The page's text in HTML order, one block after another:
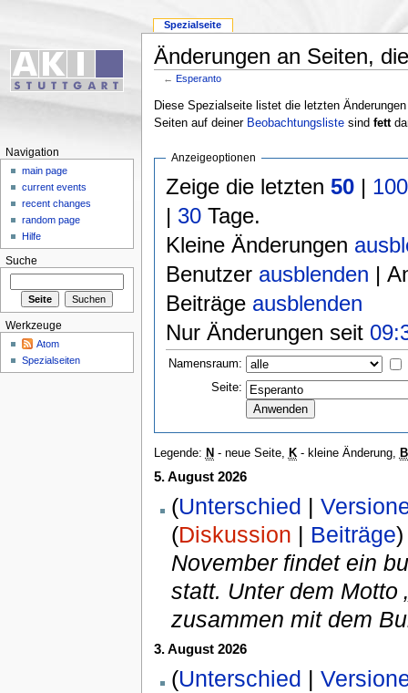
Änderungen an Seiten,
←Esperanto
Diese Spezialseite listet die letzten
Seiten auf deiner Beobachtungslistesind fett
Anzeigeoptionen
Zeige die letzten50 | 100
| 30 Tage.
Kleine Änderungen
Benutzer ausblenden |
Beiträge ausblenden
Nur Änderungen seit
Namensraum:
Seite:
Legende: N - neue Seite, K- kleine Änderung, B
5. August 2026
(Unterschied
(Diskussion Beiträge)
November findet ein
statt. Unter dem Motto
zusammen mit dem
3. August 2026
(Unterschied |
Spezialseite
Navigation
main page
current events
recent changes
random page
Hilfe
Suche
Werkzeuge
Atom
Spezialseiten